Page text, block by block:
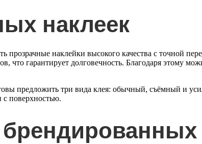
наклеек
прозрачные наклейки высокого качества с точной
гарантирует долговечность. Благодаря этому
предложить три вида клея: обычный, съёмный и
с поверхностью.